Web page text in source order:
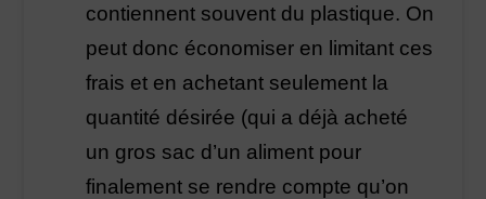
contiennent souvent du plastique. On
peut donc économiser en limitant ces
frais et en achetant seulement la
quantité désirée (qui a déjà acheté
un gros sac d’un aliment pour
finalement se rendre compte qu’on